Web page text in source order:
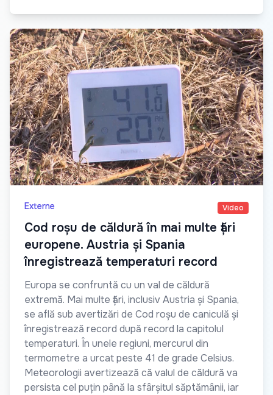
Externe Video
Cod roșu de căldură în mai multe țări
europene. Austria și Spania
înregistrează temperaturi record
Europa se confruntă cu un val de căldură
extremă. Mai multe țări, inclusiv Austria și Spania,
se află sub avertizări de Cod roșu de caniculă și
înregistrează record după record la capitolul
temperaturi. În unele regiuni, mercurul din
termometre a urcat peste 41 de grade Celsius.
Meteorologii avertizează că valul de căldură va
persista cel puțin până la sfârșitul săptămânii, iar